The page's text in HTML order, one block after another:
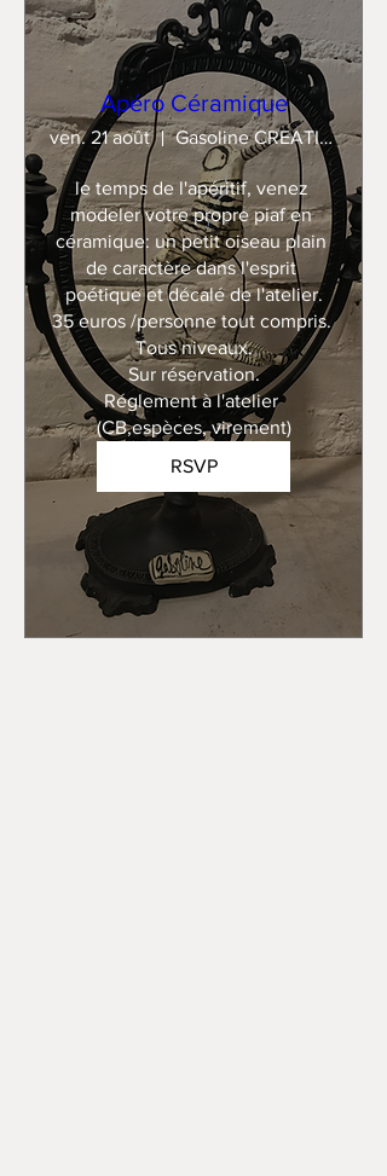
Apéro Céramique
ven. 21 août Gasoline CREATION
le temps de l'apéritif, venez
modeler votre propre piaf en
céramique: un petit oiseau plain
de caractère dans l'esprit
poétique et décalé de l'atelier.
35 euros /personne tout compris.
Tous niveaux.
Sur réservation.
Réglement à l'atelier
(CB,espèces, virement)
RSVP